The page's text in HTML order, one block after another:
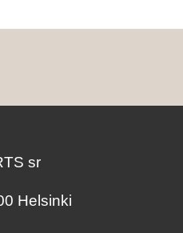
sr
Helsinki